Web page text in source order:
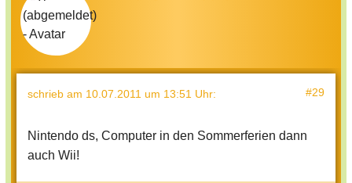
schrieb am 10.07.2011 um 13:51 Uhr: #29
Nintendo ds, Computer in den Sommerferien dann
auch Wii!